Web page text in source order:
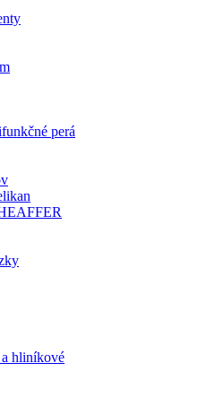
perá
hliníkové